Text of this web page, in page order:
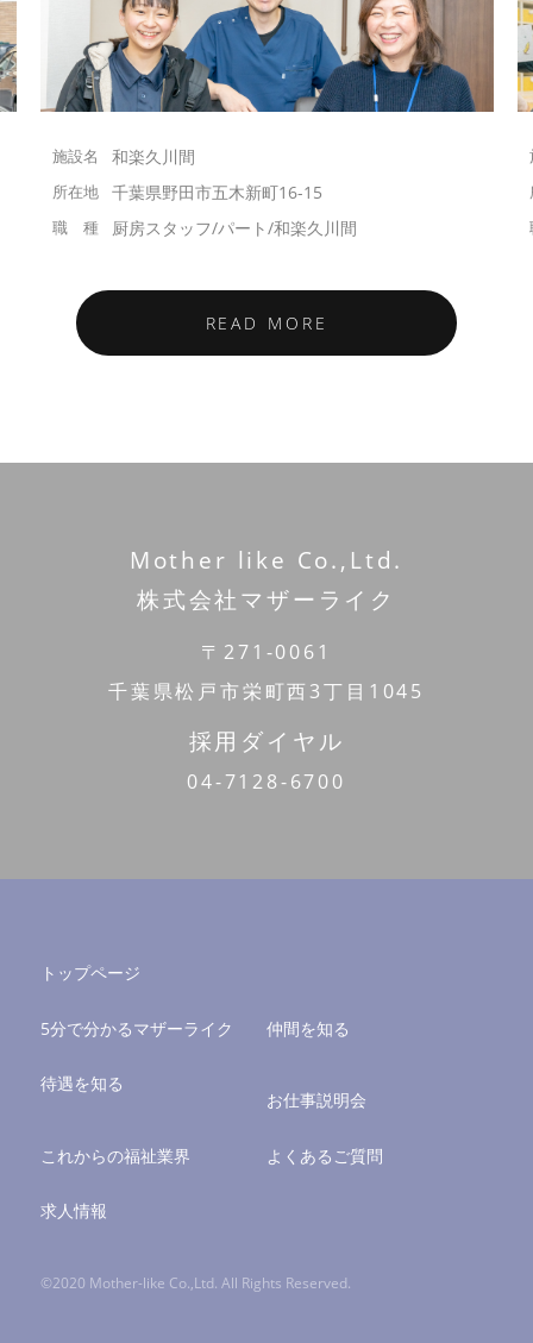
和楽久川間
千葉県野田市五木新町16-15
厨房スタッフ/パート/和楽久川間
READ MORE
Mother like Co.,Ltd.
株式会社マザーライク
〒271-0061
千葉県松戸市栄町西3丁目1045
採用ダイヤル
04-7128-6700
トップページ
5分で分かるマザーライク 仲間を知る
待遇を知る
お仕事説明会
これからの福祉業界 よくあるご質問
求人情報
©2020 Mother-like Co.,Ltd. All Rights Reserved.